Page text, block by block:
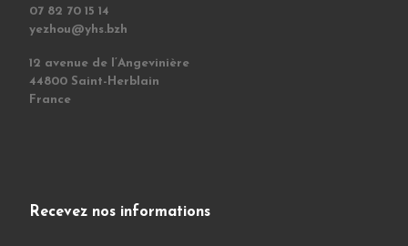
07 82 70 15 14
yezhou@yhs.bzh
12 avenue de l’Angevinière
44800 Saint-Herblain
France
Recevez nos informations